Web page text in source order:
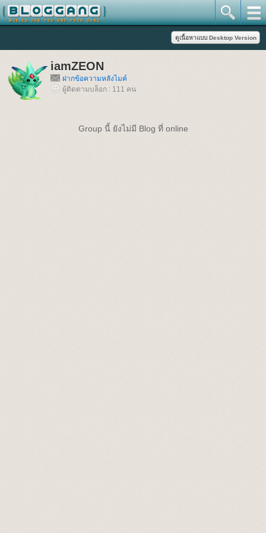
iamZEON
ฝากข้อความหลังไมค์
ผู้ติดตามบล็อก : 111 คน
Group นี้ ยังไม่มี Blog ที่ online